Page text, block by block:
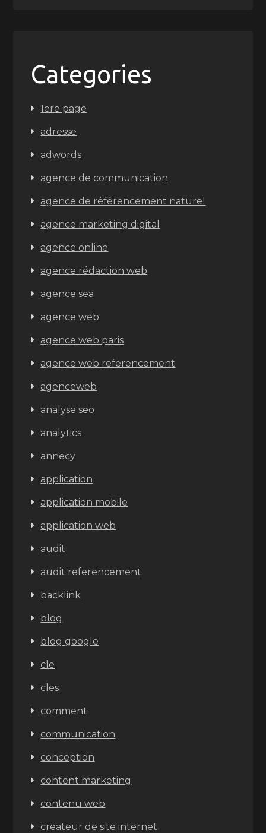
Categories
1ere page
adresse
adwords
agence de communication
agence de référencement naturel
agence marketing digital
agence online
agence rédaction web
agence sea
agence web
agence web paris
agence web referencement
agenceweb
analyse seo
analytics
annecy
application
application mobile
application web
audit
audit referencement
backlink
blog
blog google
cle
cles
comment
communication
conception
content marketing
contenu web
createur de site internet